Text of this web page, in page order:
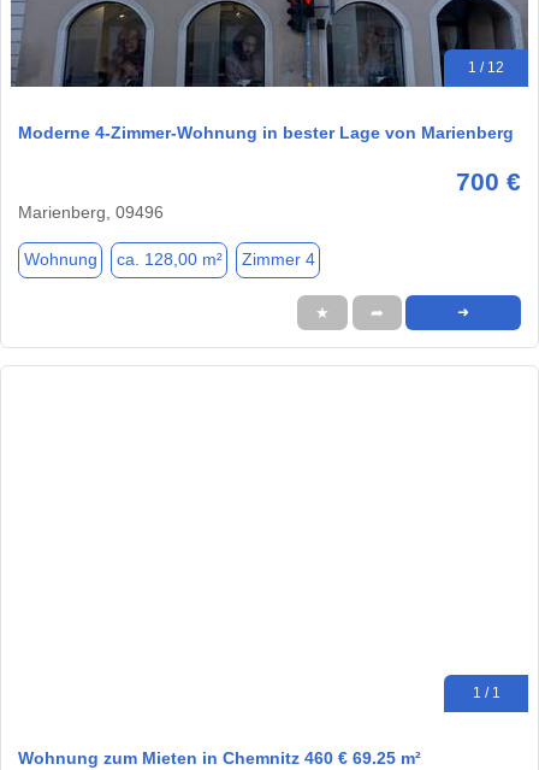
1 / 12
Moderne 4‑Zimmer‑Wohnung in bester Lage von Marienberg
700 €
Marienberg, 09496
Wohnung ca. 128,00 m² Zimmer 4
★ ➦ ➜
1 / 1
Wohnung zum Mieten in Chemnitz 460 € 69.25 m²